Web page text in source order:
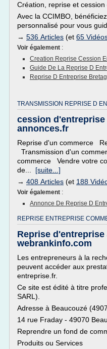
Création, reprise et
Avec la CCIMBO,
personnalisé pour vous
→ 536 Articles (et 65
Voir également :
Creation Reprise Cession
Guide De La Reprise D
Reprise D Entreprise
TRANSMISSION REPRISE D
cession
annonces.fr
Reprise d'un commerce
Transmission d'un
commerce Vendre votre
de... [suite...]
→ 408 Articles (et 188
Voir également :
Annonce De Reprise D
REPRISE ENTREPRISE
Reprise
webrankinfo.com
Les entrepreneurs à la
peuvent accéder aux
entreprise.fr.
Ce site est édité à titre
SARL).
Adresse à Beaucouzé
14 rue Fraday - 49070
Reprendre un fond de
Produits ou Services